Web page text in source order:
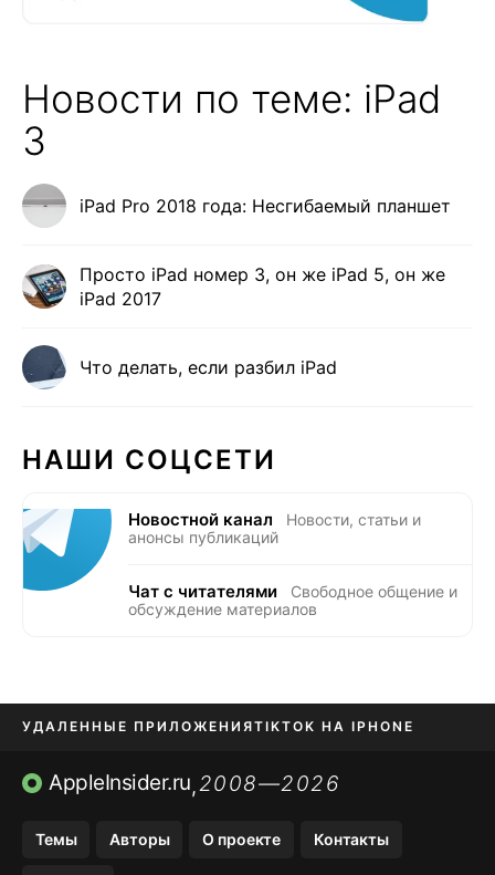
Новости по теме: iPad
3
iPad Pro 2018 года: Несгибаемый планшет
Просто iPad номер 3, он же iPad 5, он же
iPad 2017
Что делать, если разбил iPad
НАШИ СОЦСЕТИ
Новостной канал
Новости, статьи и
анонсы публикаций
Чат с читателями
Свободное общение и
обсуждение материалов
УДАЛЕННЫЕ ПРИЛОЖЕНИЯTIKTOK НА IPHONE
ПРИЛОЖЕНИЯ БЕЗ APP STORE
AppleInsider.ru,2008—2026
Темы Авторы О проекте Контакты